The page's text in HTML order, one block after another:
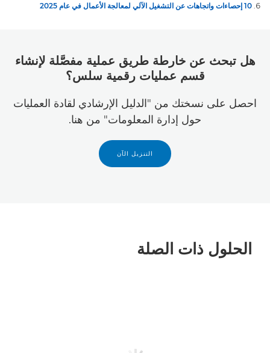
10 إحصاءات واتجاهات عن التشغيل الآلي لمعالجة الأعمال في عام 2025
هل تبحث عن خارطة طريق عملية مفصَّلة لإنشاء
قسم عمليات رقمية سلس؟
احصل على نسختك من "الدليل الإرشادي لقادة العمليات
حول إدارة المعلومات" من هنا.
التنزيل الآن
الحلول ذات الصلة